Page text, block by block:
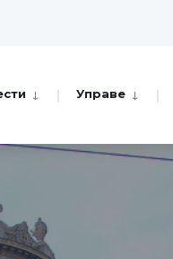
Управе